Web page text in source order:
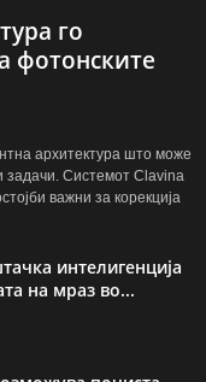
го
фотонските
архитектура што може
задачи. Системот Clavina
важни за корекција
интелигенција
на мраз во...